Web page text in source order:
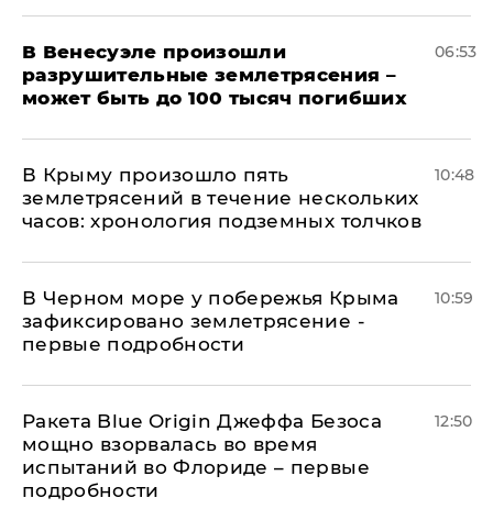
В Венесуэле произошли
разрушительные землетрясения –
может быть до 100 тысяч погибших
06:53
В Крыму произошло пять
землетрясений в течение нескольких
часов: хронология подземных толчков
10:48
В Черном море у побережья Крыма
зафиксировано землетрясение -
первые подробности
10:59
Ракета Blue Origin Джеффа Безоса
мощно взорвалась во время
испытаний во Флориде – первые
подробности
12:50